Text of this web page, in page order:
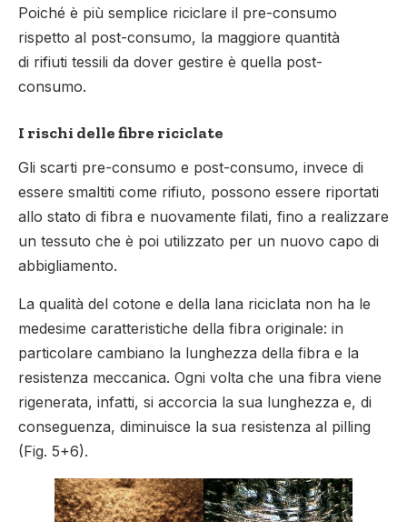
Poiché è più semplice riciclare il pre-consumo
rispetto al post-consumo, la maggiore quantità
di rifiuti tessili da dover gestire è quella post-
consumo.
I rischi delle fibre riciclate
Gli scarti pre-consumo e post-consumo, invece di
essere smaltiti come rifiuto, possono essere riportati
allo stato di fibra e nuovamente filati, fino a realizzare
un tessuto che è poi utilizzato per un nuovo capo di
abbigliamento.
La qualità del cotone e della lana riciclata non ha le
medesime caratteristiche della fibra originale: in
particolare cambiano la lunghezza della fibra e la
resistenza meccanica. Ogni volta che una fibra viene
rigenerata, infatti, si accorcia la sua lunghezza e, di
conseguenza, diminuisce la sua resistenza al pilling
(Fig. 5+6).